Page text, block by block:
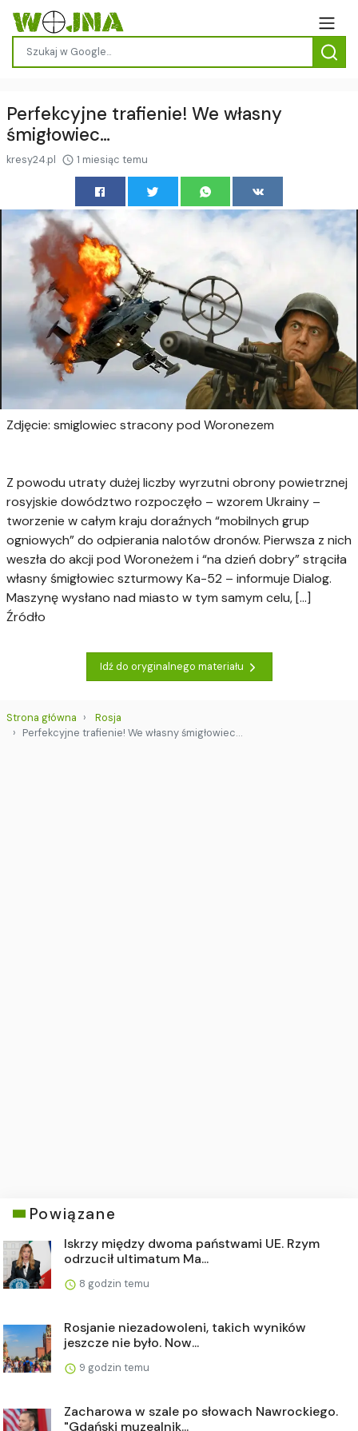
Perfekcyjne trafienie! We własny
śmigłowiec…
kresy24.pl 1 miesiąc temu
Zdjęcie: smiglowiec stracony pod Woronezem
Z powodu utraty dużej liczby wyrzutni obrony powietrznej
rosyjskie dowództwo rozpoczęło – wzorem Ukrainy –
tworzenie w całym kraju doraźnych “mobilnych grup
ogniowych” do odpierania nalotów dronów. Pierwsza z nich
weszła do akcji pod Woroneżem i “na dzień dobry” strąciła
własny śmigłowiec szturmowy Ka-52 – informuje Dialog.
Maszynę wysłano nad miasto w tym samym celu, […]
Źródło
Idź do oryginalnego materiału
Strona główna
Rosja
Perfekcyjne trafienie! We własny śmigłowiec…
Powiązane
Iskrzy między dwoma państwami UE. Rzym
odrzucił ultimatum Ma...
8 godzin temu
Rosjanie niezadowoleni, takich wyników
jeszcze nie było. Now...
9 godzin temu
Zacharowa w szale po słowach Nawrockiego.
"Gdański muzealnik...